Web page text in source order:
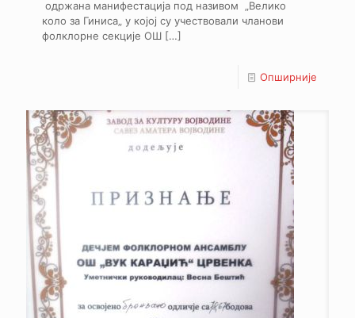
одржана манифестација под називом „Велико
коло за Гиниса„ у којој су учествовали чланови
фолклорне секције ОШ […]
Опширније